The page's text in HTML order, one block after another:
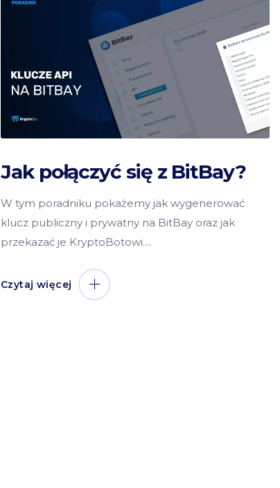
Jak połączyć się z BitBay?
W tym poradniku pokażemy jak wygenerować
klucz publiczny i prywatny na BitBay oraz jak
przekazać je KryptoBotowi.
Czytaj więcej